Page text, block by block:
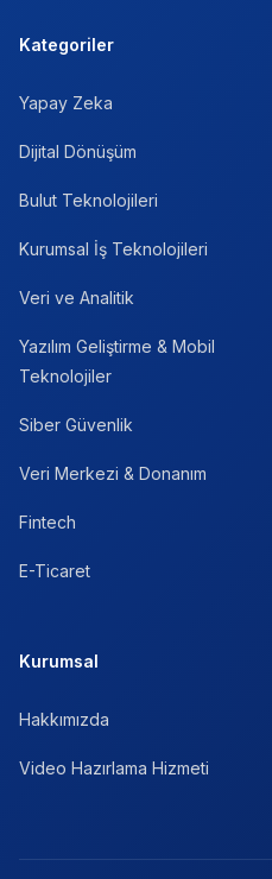
Kategoriler
Yapay Zeka
Dijital Dönüşüm
Bulut Teknolojileri
Kurumsal İş Teknolojileri
Veri ve Analitik
Yazılım Geliştirme & Mobil
Teknolojiler
Siber Güvenlik
Veri Merkezi & Donanım
Fintech
E-Ticaret
Kurumsal
Hakkımızda
Video Hazırlama Hizmeti